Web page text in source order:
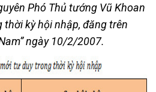
Phó Thủ tướng Vũ Khoan
thời kỳ hội nhập, đăng trên
ngày 10/2/2007.